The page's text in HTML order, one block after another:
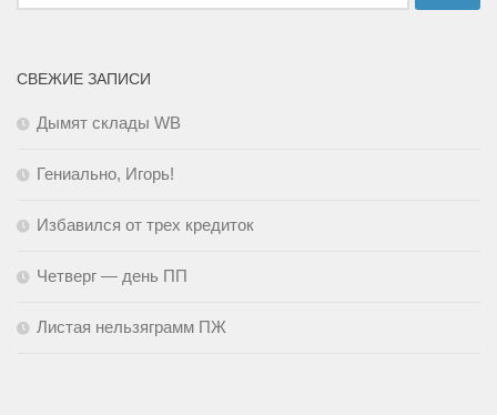
СВЕЖИЕ ЗАПИСИ
Дымят склады WB
Гениально, Игорь!
Избавился от трех кредиток
Четверг — день ПП
Листая нельзяграмм ПЖ